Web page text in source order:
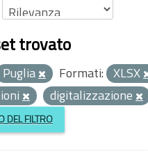
trovato
Puglia Formati: XLSX
digitalizzazione
DEL FILTRO